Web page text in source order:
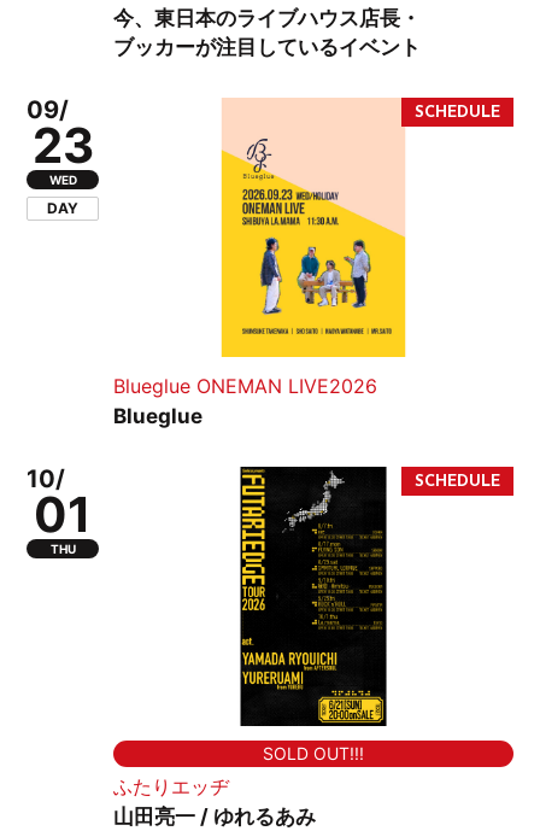
今、東日本のライブハウス店長・
ブッカーが注目しているイベント
09/
23
WED
DAY
Blueglue ONEMAN LIVE2026
Blueglue
10/
01
THU
SOLD OUT!!!
ふたりエッヂ
山田亮一 / ゆれるあみ